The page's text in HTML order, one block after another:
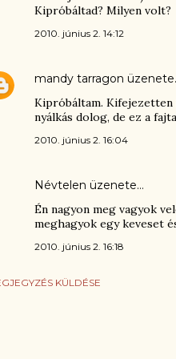
Kipróbáltad? Milyen volt?
2010. június 2. 14:12
mandy tarragon
Kipróbáltam. Kifejezetten
nyálkás dolog, de ez a
2010. június 2. 16:04
Névtelen üzenete…
Én nagyon meg vagyok
meghagyok egy keveset
2010. június 2. 16:18
KÜLDÉSE